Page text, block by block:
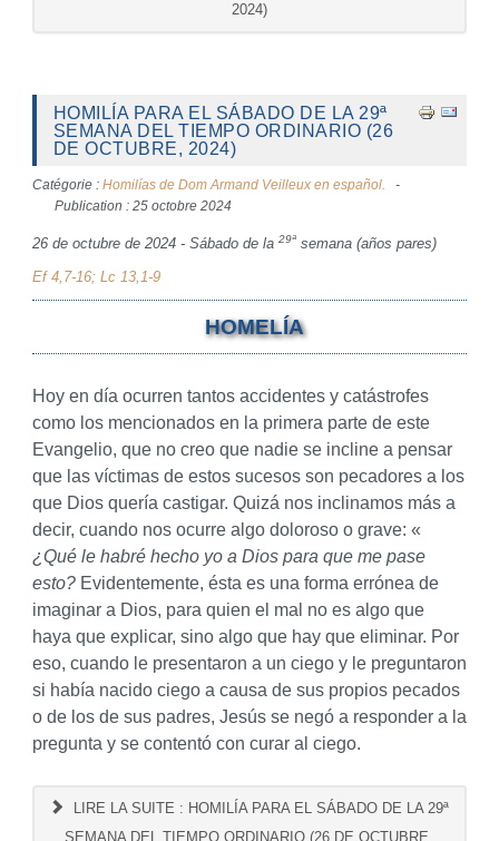
2024)
HOMILÍA PARA EL SÁBADO DE LA 29ª
SEMANA DEL TIEMPO ORDINARIO (26
DE OCTUBRE, 2024)
Catégorie : Homilías de Dom Armand Veilleux en español.
Publication : 25 octobre 2024
26 de octubre de 2024 - Sábado de la 29ªsemana (años pares)
Ef 4,7-16; Lc 13,1-9
HOMELÍA
Hoy en día ocurren tantos accidentes y catástrofes
como los mencionados en la primera parte de este
Evangelio, que no creo que nadie se incline a pensar
que las víctimas de estos sucesos son pecadores a los
que Dios quería castigar. Quizá nos inclinamos más a
decir, cuando nos ocurre algo doloroso o grave: «
¿Qué le habré hecho yo a Dios para que me pase
esto?Evidentemente, ésta es una forma errónea de
imaginar a Dios, para quien el mal no es algo que
haya que explicar, sino algo que hay que eliminar. Por
eso, cuando le presentaron a un ciego y le preguntaron
si había nacido ciego a causa de sus propios pecados
o de los de sus padres, Jesús se negó a responder a la
pregunta y se contentó con curar al ciego.
LIRE LA SUITE : HOMILÍA PARA EL SÁBADO DE LA 29ª
SEMANA DEL TIEMPO ORDINARIO (26 DE OCTUBRE,